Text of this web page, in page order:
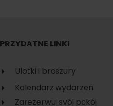
PRZYDATNE LINKI
Ulotki i broszury
Kalendarz wydarzeń
Zarezerwuj svój pokój